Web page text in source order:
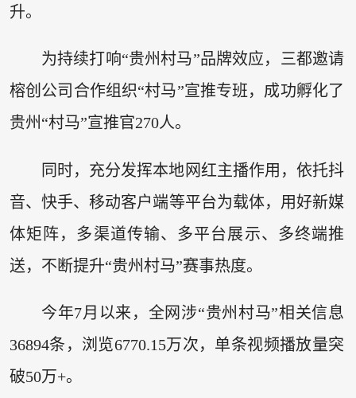
升。
为持续打响“贵州村马”品牌效应，三都邀请
榕创公司合作组织“村马”宣推专班，成功孵化了
贵州“村马”宣推官270人。
同时，充分发挥本地网红主播作用，依托抖
音、快手、移动客户端等平台为载体，用好新媒
体矩阵，多渠道传输、多平台展示、多终端推
送，不断提升“贵州村马”赛事热度。
今年7月以来，全网涉“贵州村马”相关信息
36894条，浏览6770.15万次，单条视频播放量突
破50万+。